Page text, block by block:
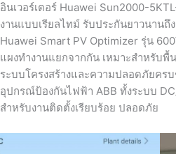
อินเวอร์เตอร์ Huawei Sun2000-
งานแบบเรียลไทม์ รับประกันยาวนานถึ
Huawei Smart PV Optimizer รุ่น
แผงทำงานแยกจากกัน เหมาะสำหรับพื้
ระบบโครงสร้างและความปลอดภัยคร
อุปกรณ์ป้องกันไฟฟ้า ABB ทั้งระบบ
สำหรับงานติดตั้งเรียบร้อย ปลอดภัย